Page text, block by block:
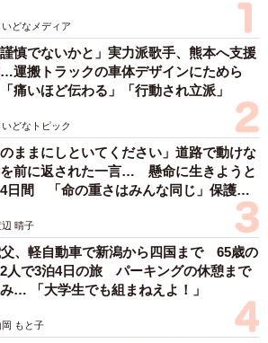
いどなメディア
謹慎でないかと」実力派歌手、熊本へ支援
運搬トラックの車体デザインにためら
痛いほど伝わる」「行動され立派」
いどなトピック
のままにしといてください」道路で動けな
前に返された一言… 懸命に生きようと
4日間 「命の重さはみんな同じ」保護団
辺 晴子
、軽自動車で新潟から四国まで 65歳の
人で3泊4日の旅 パーキングの休憩まで
… 「大学生でも組まねえよ！」
岡 もと子